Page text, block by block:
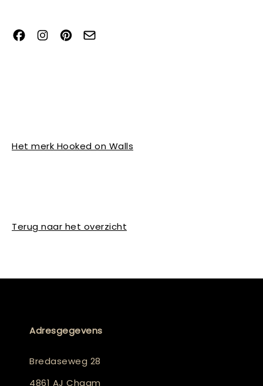
Het merk Hooked on Walls
Terug naar het overzicht
Adresgegevens
Bredaseweg 28
4861 AJ Chaam